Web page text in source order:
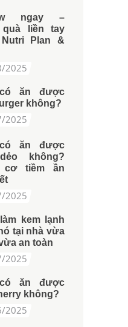
ngay –
quà liền tay
Plan &
2025
ăn được
không?
2025
ăn được
không?
cơ tiềm ần
2025
kem lạnh
tại nhà vừa
an toàn
2025
ăn được
không?
2025